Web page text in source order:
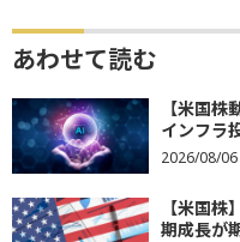
あわせて読む
【米国
インフラ
2026/08/06
【米国
期成長が